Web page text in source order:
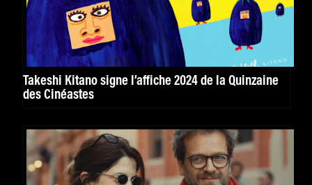
Takeshi Kitano signe l’affiche 2024 de la Quinzaine
des Cinéastes